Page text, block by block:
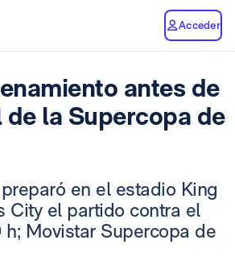
Acceder
antes de
la Supercopa de
en el estadio King
City el partido contra el
h; Movistar Supercopa de